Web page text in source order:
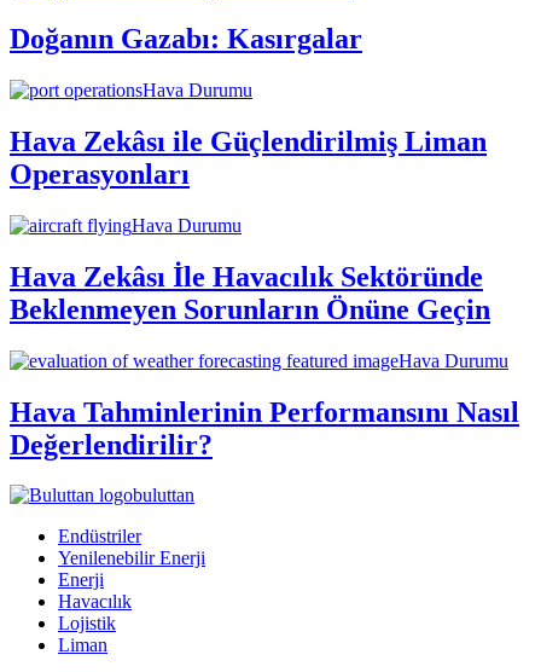
Doğanın Gazabı: Kasırgalar
Hava Durumu
Hava Zekâsı ile Güçlendirilmiş Liman
Operasyonları
Hava Durumu
Hava Zekâsı İle Havacılık Sektöründe
Beklenmeyen Sorunların Önüne Geçin
Hava Durumu
Hava Tahminlerinin Performansını Nasıl
Değerlendirilir?
buluttan
Endüstriler
Yenilenebilir Enerji
Enerji
Havacılık
Lojistik
Liman